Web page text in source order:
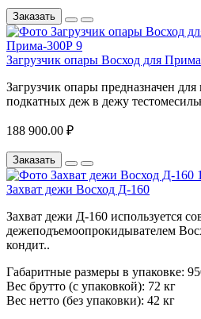
Заказать
Загрузчик опары Восход для
Загрузчик опары предназначен
подкатных деж в дежу
188 900.00 ₽
Заказать
Захват дежи Восход Д-160
Захват дежи Д-160 используется
дежеподъемоопрокидывателем
кондит..
Габаритные размеры в упаковке:
Вес брутто (с упаковкой): 72 кг
Вес нетто (без упаковки): 42 кг